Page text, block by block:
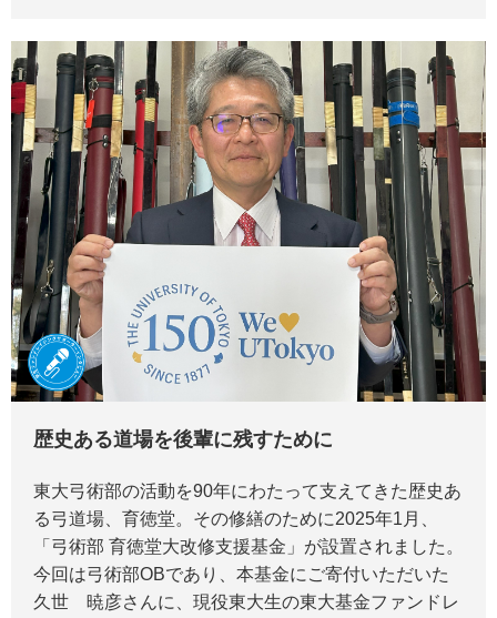
歴史ある道場を後輩に残すために
東大弓術部の活動を90年にわたって支えてきた歴史あ
る弓道場、育徳堂。その修繕のために2025年1月、
「弓術部 育徳堂大改修支援基金」が設置されました。
今回は弓術部OBであり、本基金にご寄付いただいた
久世 暁彦さんに、現役東大生の東大基金ファンドレ